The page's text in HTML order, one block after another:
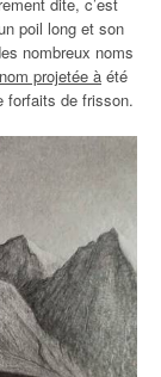
poil long et son
nombreux noms
projetée à été
forfaits de frisson.